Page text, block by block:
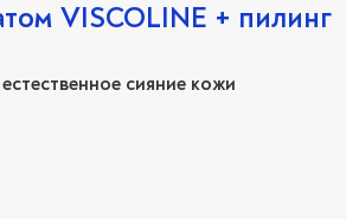
VISCOLINE + пилинг
сияние кожи